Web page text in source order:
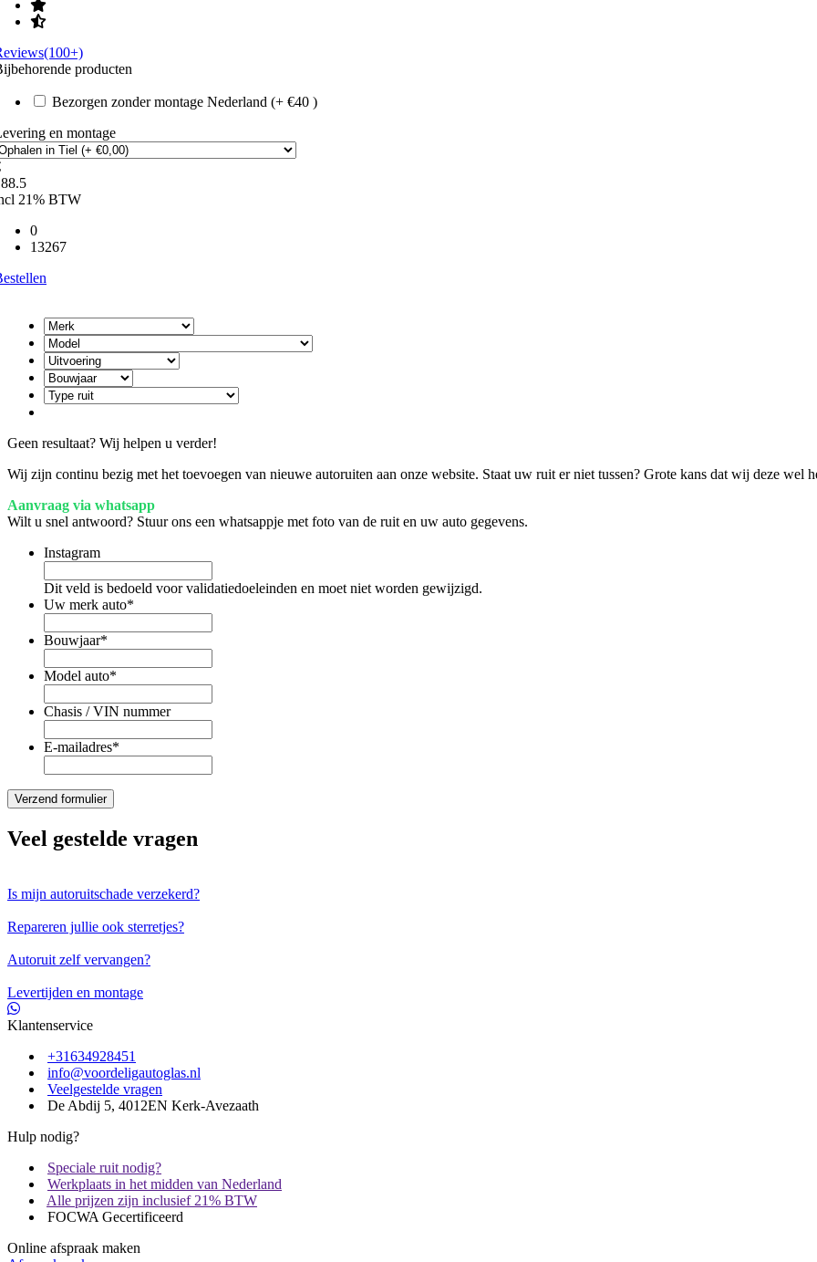
producten
Bezorgen zonder montage Nederland (+ €40 )
en montage
21% BTW
0
13267
Geen resultaat? Wij helpen u verder!
Wij zijn continu bezig met het toevoegen van nieuwe autoruiten aan onze website. Staat uw ruit er niet tussen? Grote kans dat wij deze
Aanvraag via whatsapp
Wilt u snel antwoord? Stuur ons een whatsappje met foto van de ruit en uw auto gegevens.
Instagram
Dit veld is bedoeld voor validatiedoeleinden en moet niet worden gewijzigd.
Uw merk auto*
Bouwjaar*
Model auto*
Chasis / VIN nummer
E-mailadres*
Veel gestelde vragen
Is mijn autoruitschade verzekerd?
Repareren jullie ook sterretjes?
Autoruit zelf vervangen?
Levertijden en montage
Klantenservice
+31634928451
info@voordeligautoglas.nl
Veelgestelde vragen
De Abdij 5, 4012EN Kerk-Avezaath
Hulp nodig?
Speciale ruit nodig?
Werkplaats in het midden van Nederland
Alle prijzen zijn inclusief 21% BTW
FOCWA Gecertificeerd
Online afspraak maken